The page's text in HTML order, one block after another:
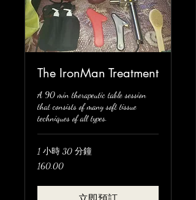
The IronMan Treatment
A 90 min therapeutic table session
that consists of many soft tissue
techniques of all types.
1 小時 30 分鐘
160.00
160.00